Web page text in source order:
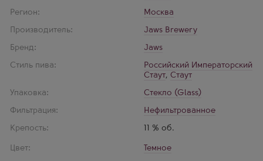
Регион:
Москва
Производитель:
Jaws Brewery
Бренд:
Jaws
Стиль пива:
Российский Императорский
Стаут,Стаут
Упаковка:
Стекло (Glass)
Фильтрация:
Нефильтрованное
Крепость:
11 % об.
Цвет:
Темное